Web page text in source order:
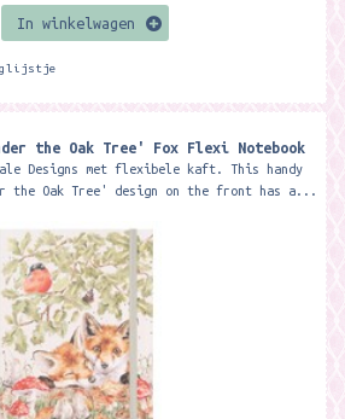
In winkelwagen
the Oak Tree' Fox Flexi Notebook
Designs met flexibele kaft. This handy
the Oak Tree' design on the front has a...